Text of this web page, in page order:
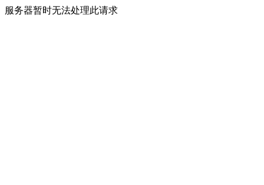
服务器暂时无法处理此请求